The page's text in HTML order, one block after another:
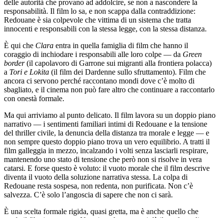
delle autorità che provano ad addolcire, se non a nascondere la
responsabilità. Il film lo sa, e non scappa dalla contraddizione:
Redouane è sia colpevole che vittima di un sistema che tratta
innocenti e responsabili con la stessa legge, con la stessa distanza.
È qui che Clara entra in quella famiglia di film che hanno il
coraggio di inchiodare i responsabili alle loro colpe — da Green
border(il capolavoro di Garrone sui migranti alla frontiera polacca)
a Tori e Lokita (il film dei Dardenne sullo sfruttamento). Film che
ancora ci servono perché raccontano mondi dove c’è molto di
sbagliato, e il cinema non può fare altro che continuare a raccontarlo
con onestà formale.
Ma qui arriviamo al punto delicato. Il film lavora su un doppio piano
narrativo — i sentimenti familiari intimi di Redouane e la tensione
del thriller civile, la denuncia della distanza tra morale e legge — e
non sempre questo doppio piano trova un vero equilibrio. A tratti il
film galleggia in mezzo, incalzando i volti senza lasciarli respirare,
mantenendo uno stato di tensione che però non si risolve in vera
catarsi. E forse questo è voluto: il vuoto morale che il film descrive
diventa il vuoto della soluzione narrativa stessa. La colpa di
Redouane resta sospesa, non redenta, non purificata. Non c’è
salvezza. C’è solo l’angoscia di sapere che non ci sarà.
È una scelta formale rigida, quasi gretta, ma è anche quello che